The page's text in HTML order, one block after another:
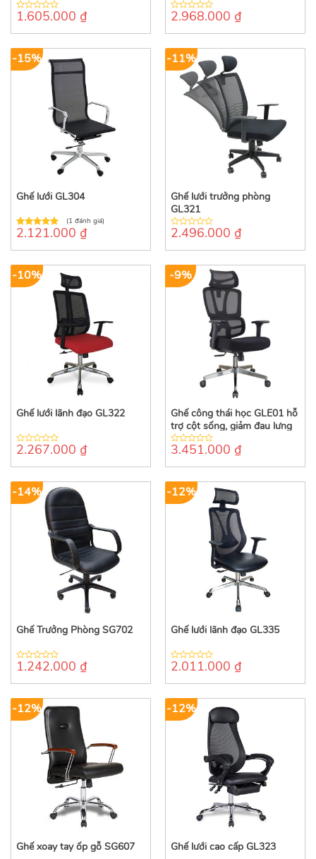
0
of
1.605.000 ₫
0
of
2.968.000 ₫
-15%
Ghế lưới GL304
5.00
out of
(1 đánh giá)
2.121.000 ₫
-11%
Ghế lưới trưởng phòng
GL321
0
of
2.496.000 ₫
-10%
Ghế lưới lãnh đạo GL322
0
of
2.267.000 ₫
-9%
Ghế công thái học GLE01 hỗ
trợ cột sống, giảm đau lưng
0
of
3.451.000 ₫
-14%
Ghế Trưởng Phòng SG702
0
of
1.242.000 ₫
-12%
Ghế lưới lãnh đạo GL335
0
of
2.011.000 ₫
-12%
Ghế xoay tay ốp gỗ SG607
-12%
Ghế lưới cao cấp GL323